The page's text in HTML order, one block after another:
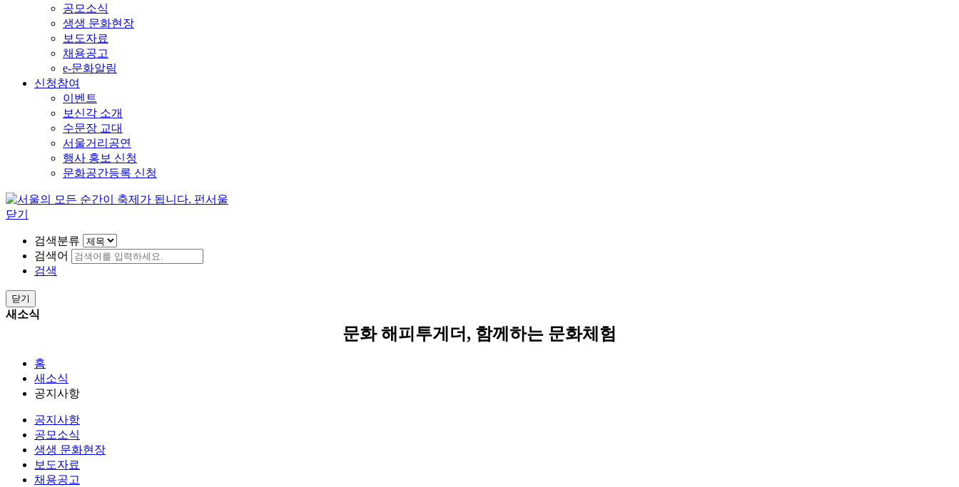
공모소식
생생 문화현장
보도자료
채용공고
e-문화알림
신청참여
이벤트
보신각 소개
수문장 교대
서울거리공연
행사 홍보 신청
문화공간등록 신청
닫기
검색분류
검색어
검색
닫기
새소식
문화 해피투게더, 함께하는 문화체험
홈
새소식
공지사항
공지사항
공모소식
생생 문화현장
보도자료
채용공고